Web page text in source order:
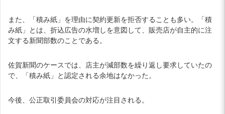
また、「積み紙」を理由に契約更新を拒否することも多い。「積
み紙」とは、折込広告の水増しを意図して、販売店が自主的に注
文する新聞部数のことである。
佐賀新聞のケースでは、店主が減部数を繰り返し要求していたの
で、「積み紙」と認定される余地はなかった。
今後、公正取引委員会の対応が注目される。